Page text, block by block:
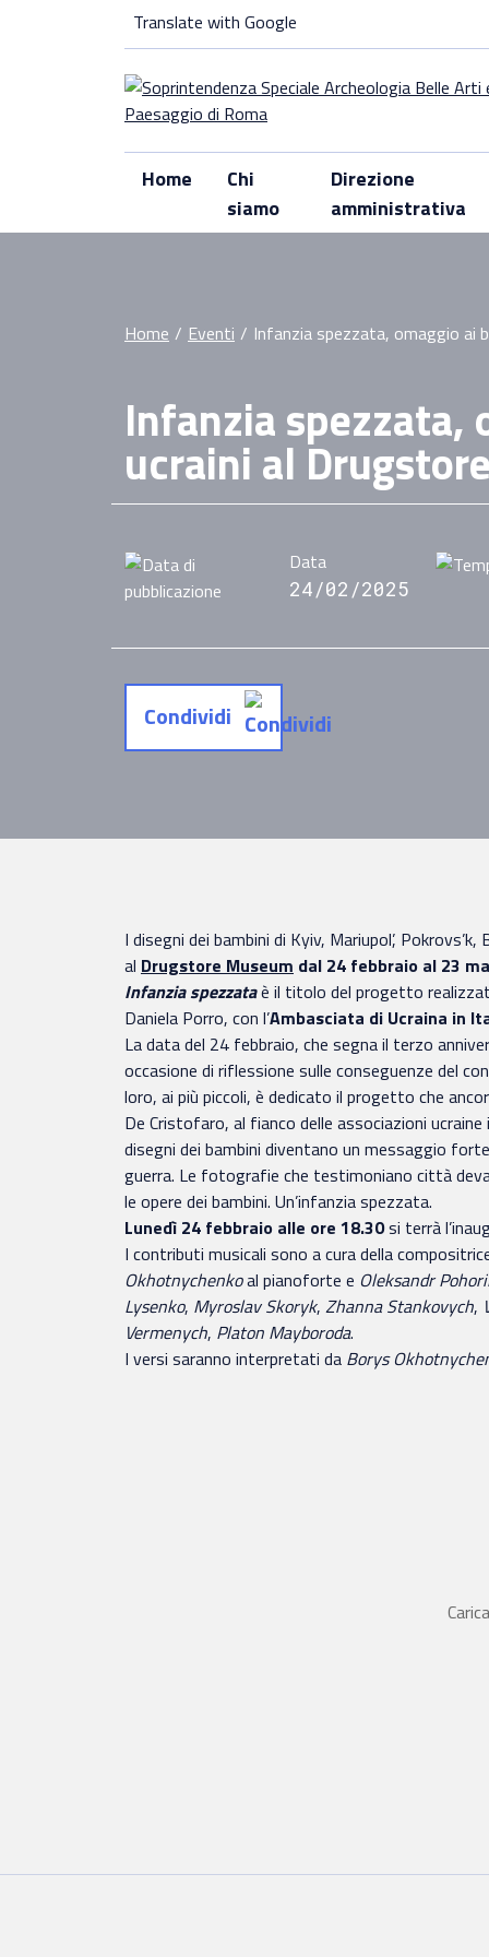
Translate with Google
Home
Chi
siamo
Direzione
amministrativa
Home / Eventi / Infanzia spezzata, omaggio ai
Infanzia spezzata,
ucraini al
Data
24/02/2025
Condividi
I disegni dei bambini di Kyiv, Mariupol’,
al Drugstore Museum dal 24 febbraio al 23
Infanzia spezzataè il titolo del progetto
Daniela Porro, con l’Ambasciata di Ucraina in
La data del 24 febbraio, che segna il terzo
occasione di riflessione sulle conseguenze del
loro, ai più piccoli, è dedicato il progetto che
De Cristofaro, al fianco delle associazioni
disegni dei bambini diventano un messaggio
guerra. Le fotografie che testimoniano città
le opere dei bambini. Un’infanzia spezzata.
Lunedì 24 febbraio alle ore 18.30si terrà
I contributi musicali sono a cura della
Okhotnychenkoal pianoforte e Oleksandr
Lysenko, Myroslav Skoryk, Zhanna Stankovych,
Vermenych, Platon Mayboroda.
I versi saranno interpretati da Borys